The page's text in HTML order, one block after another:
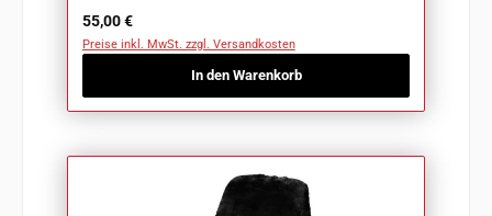
Regulärer Preis:
55,00 €
Preise inkl. MwSt. zzgl. Versandkosten
In den Warenkorb